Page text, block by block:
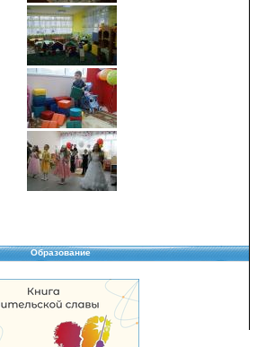
Образование
2026 Управление образования
материалов возможны только с разрешения
Управления образования.
уникальных посетителей